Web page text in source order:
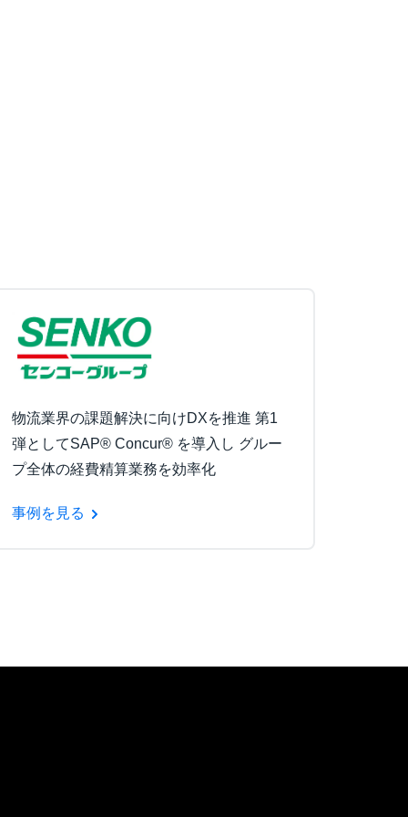
物流業界の課題解決に向けDXを推進 第1
弾としてSAP® Concur® を導入し グルー
プ全体の経費精算業務を効率化
事例を見る